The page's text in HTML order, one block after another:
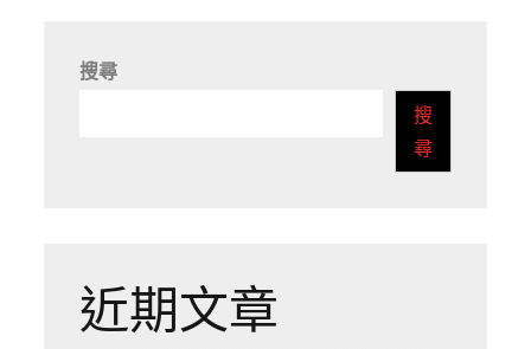
搜尋
搜
尋
近期文章